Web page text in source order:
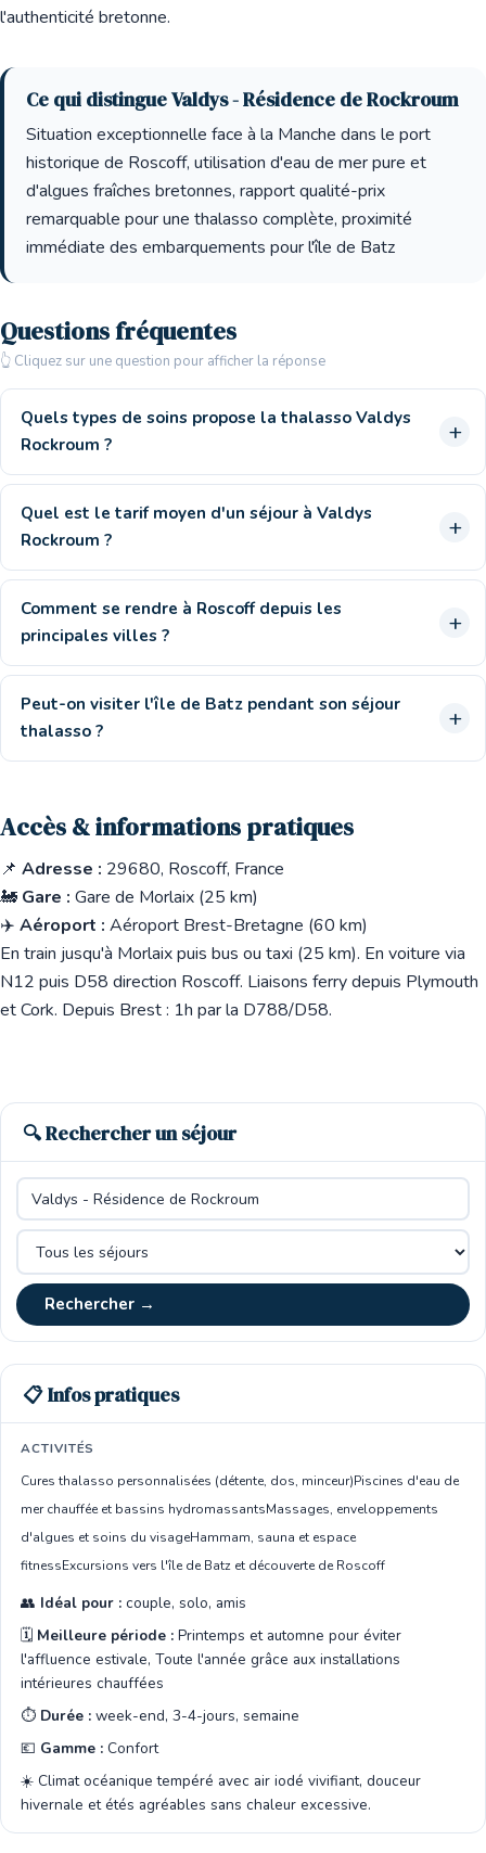
l'authenticité bretonne.
Ce qui distingue Valdys - Résidence de Rockroum
Situation exceptionnelle face à la Manche dans le port
historique de Roscoff, utilisation d'eau de mer pure et
d'algues fraîches bretonnes, rapport qualité-prix
remarquable pour une thalasso complète, proximité
immédiate des embarquements pour l'île de Batz
Questions fréquentes
👆 Cliquez sur une question pour afficher la réponse
Quels types de soins propose la thalasso Valdys
Rockroum ?
Quel est le tarif moyen d'un séjour à Valdys
Rockroum ?
Comment se rendre à Roscoff depuis les
principales villes ?
Peut-on visiter l'île de Batz pendant son séjour
thalasso ?
Accès & informations pratiques
📌 Adresse : 29680, Roscoff, France
🚂 Gare : Gare de Morlaix (25 km)
✈️ Aéroport : Aéroport Brest-Bretagne (60 km)
En train jusqu'à Morlaix puis bus ou taxi (25 km). En voiture via
N12 puis D58 direction Roscoff. Liaisons ferry depuis Plymouth
et Cork. Depuis Brest : 1h par la D788/D58.
🔍 Rechercher un séjour
Rechercher →
📋 Infos pratiques
ACTIVITÉS
Cures thalasso personnalisées (détente, dos, minceur)Piscines d'eau de
mer chauffée et bassins hydromassantsMassages, enveloppements
d'algues et soins du visageHammam, sauna et espace
fitnessExcursions vers l'île de Batz et découverte de Roscoff
👥 Idéal pour : couple, solo, amis
🗓️ Meilleure période : Printemps et automne pour éviter
l'affluence estivale, Toute l'année grâce aux installations
intérieures chauffées
⏱️ Durée : week-end, 3-4-jours, semaine
💶 Gamme : Confort
☀️ Climat océanique tempéré avec air iodé vivifiant, douceur
hivernale et étés agréables sans chaleur excessive.